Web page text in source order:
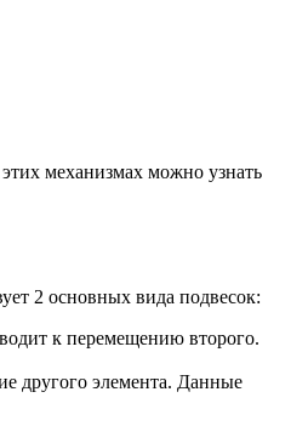
механизмах можно узнать
2 основных вида подвесок:
к перемещению второго.
другого элемента. Данные